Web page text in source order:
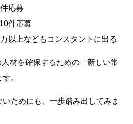
応募
件応募
以上などもコンスタントに出る
材を確保するための「新しい常
。
ためにも、一歩踏み出してみま